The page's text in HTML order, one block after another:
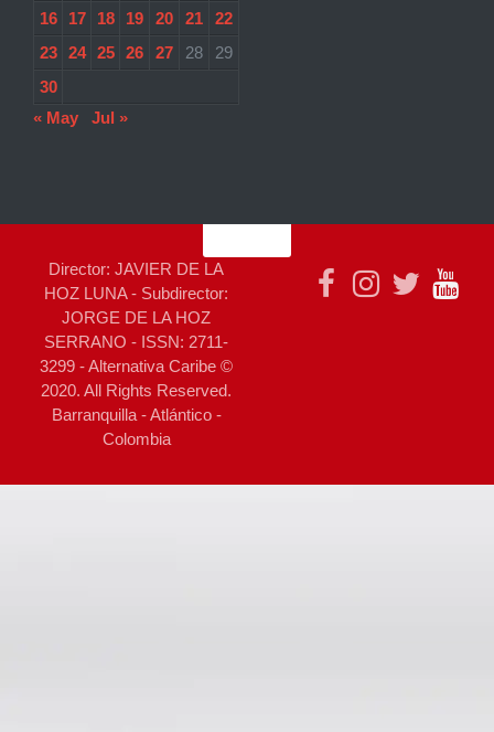
16
17 18 19 20 21
22
23
24 25 26 27 28
29
30
« May
Jul »
Director: JAVIER DE LA
HOZ LUNA - Subdirector:
JORGE DE LA HOZ
SERRANO - ISSN: 2711-
3299 - Alternativa Caribe ©
2020. All Rights Reserved.
Barranquilla - Atlántico -
Colombia